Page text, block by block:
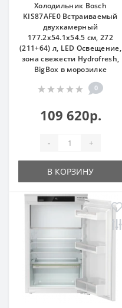
Холодильник Bosch
KIS87AFE0 Встраиваемый
двухкамерный
177.2х54.1х54.5 см, 272
(211+64) л, LED Освещение,
зона свежести Hydrofresh,
BigBox в морозилке
0
109 620р.
- +
В КОРЗИНУ